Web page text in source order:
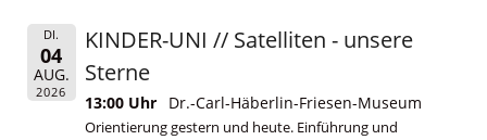
DI.
04
AUG.
2026
KINDER-UNI // Satelliten - unsere
Sterne
13:00 Uhr Dr.-Carl-Häberlin-Friesen-Museum
Orientierung gestern und heute. Einführung und